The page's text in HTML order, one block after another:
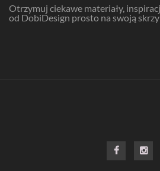
Otrzymuj ciekawe materiały,
od DobiDesign prosto na swoją